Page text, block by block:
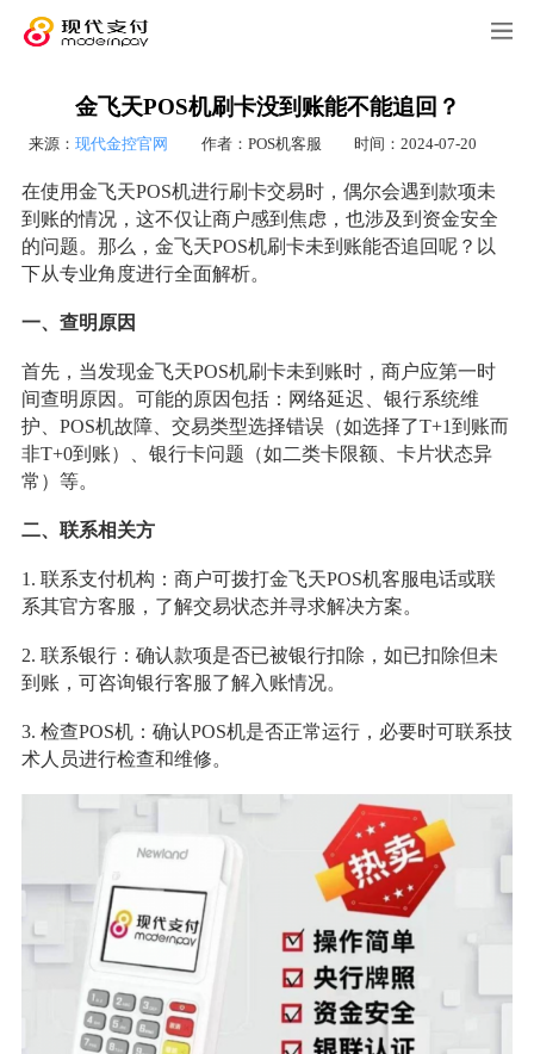
金飞天POS机刷卡没到账能不能追回？
来源： 现代金控官网 作者：POS机客服 时间：2024-07-20
在使用金飞天POS机进行刷卡交易时，偶尔会遇到款项未
到账的情况，这不仅让商户感到焦虑，也涉及到资金安全
的问题。那么，金飞天POS机刷卡未到账能否追回呢？以
下从专业角度进行全面解析。
一、查明原因
首先，当发现金飞天POS机刷卡未到账时，商户应第一时
间查明原因。可能的原因包括：网络延迟、银行系统维
护、POS机故障、交易类型选择错误（如选择了T+1到账而
非T+0到账）、银行卡问题（如二类卡限额、卡片状态异
常）等。
二、联系相关方
1. 联系支付机构：商户可拨打金飞天POS机客服电话或联
系其官方客服，了解交易状态并寻求解决方案。
2. 联系银行：确认款项是否已被银行扣除，如已扣除但未
到账，可咨询银行客服了解入账情况。
3. 检查POS机：确认POS机是否正常运行，必要时可联系技
术人员进行检查和维修。